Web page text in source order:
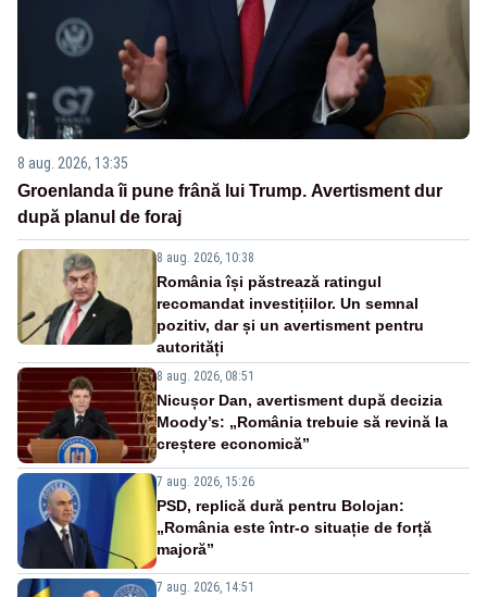
8 aug. 2026, 13:35
Groenlanda îi pune frână lui Trump. Avertisment dur
după planul de foraj
8 aug. 2026, 10:38
România își păstrează ratingul
recomandat investițiilor. Un semnal
pozitiv, dar și un avertisment pentru
autorități
8 aug. 2026, 08:51
Nicușor Dan, avertisment după decizia
Moody’s: „România trebuie să revină la
creștere economică”
7 aug. 2026, 15:26
PSD, replică dură pentru Bolojan:
„România este într-o situație de forță
majoră”
7 aug. 2026, 14:51